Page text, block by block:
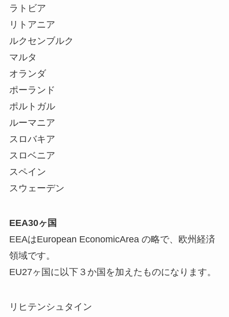
ラトビア
リトアニア
ルクセンブルク
マルタ
オランダ
ポーランド
ポルトガル
ルーマニア
スロバキア
スロベニア
スペイン
スウェーデン
EEA30ヶ国
EEAはEuropean EconomicArea の略で、欧州経済
領域です。
EU27ヶ国に以下３か国を加えたものになります。
リヒテンシュタイン